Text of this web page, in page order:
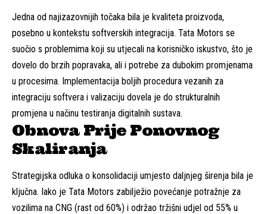
Jedna od najizazovnijih točaka bila je kvaliteta proizvoda,
posebno u kontekstu softverskih integracija. Tata Motors se
suočio s problemima koji su utjecali na korisničko iskustvo, što je
dovelo do brzih popravaka, ali i potrebe za dubokim promjenama
u procesima. Implementacija boljih procedura vezanih za
integraciju softvera i valizaciju dovela je do strukturalnih
promjena u načinu testiranja digitalnih sustava.
Obnova Prije Ponovnog
Skaliranja
Strategijska odluka o konsolidaciji umjesto daljnjeg širenja bila je
ključna. Iako je Tata Motors zabilježio povećanje potražnje za
vozilima na CNG (rast od 60%) i održao tržišni udjel od 55% u